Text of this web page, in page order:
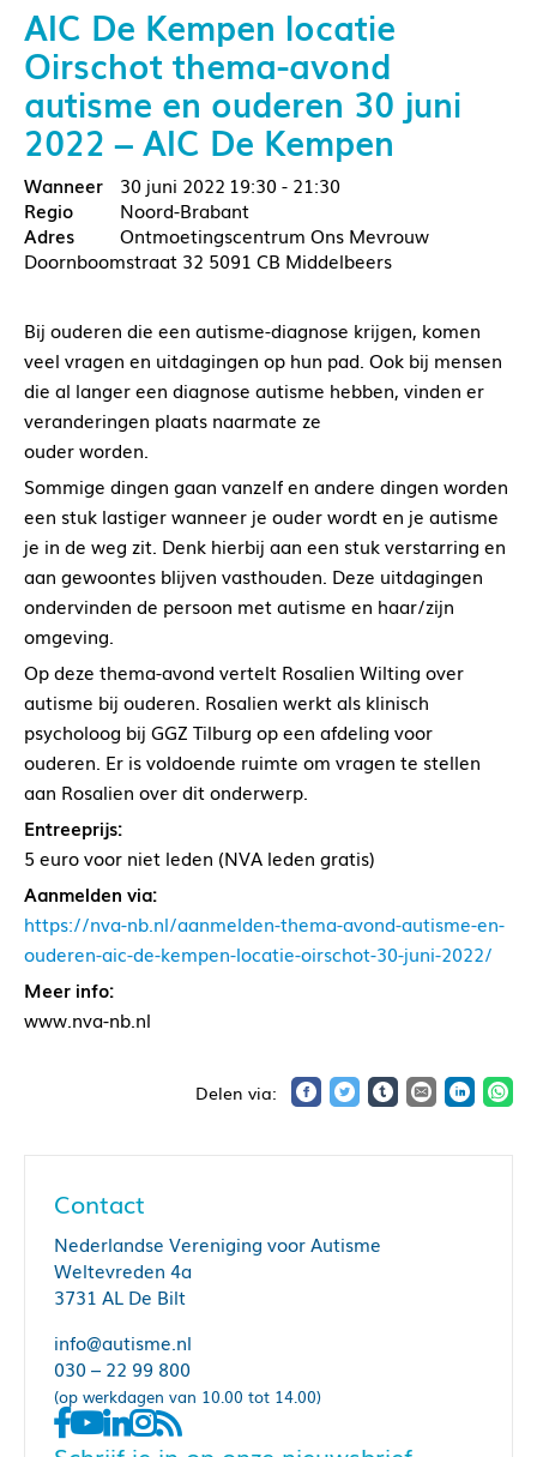
AIC De Kempen locatie
Oirschot thema-avond
autisme en ouderen 30 juni
2022 – AIC De Kempen
30 juni 2022 19:30 - 21:30
Noord-Brabant
Ontmoetingscentrum Ons Mevrouw
Doornboomstraat 32 5091 CB Middelbeers
Bij ouderen die een autisme-diagnose krijgen, komen
veel vragen en uitdagingen op hun pad. Ook bij mensen
die al langer een diagnose autisme hebben, vinden er
veranderingen plaats naarmate ze
ouder worden.
Sommige dingen gaan vanzelf en andere dingen worden
een stuk lastiger wanneer je ouder wordt en je autisme
je in de weg zit. Denk hierbij aan een stuk verstarring en
aan gewoontes blijven vasthouden. Deze uitdagingen
ondervinden de persoon met autisme en haar/zijn
omgeving.
Op deze thema-avond vertelt Rosalien Wilting over
autisme bij ouderen. Rosalien werkt als klinisch
psycholoog bij GGZ Tilburg op een afdeling voor
ouderen. Er is voldoende ruimte om vragen te stellen
aan Rosalien over dit onderwerp.
Entreeprijs:
5 euro voor niet leden (NVA leden gratis)
Aanmelden via:
https://nva-nb.nl/aanmelden-thema-avond-autisme-en-
ouderen-aic-de-kempen-locatie-oirschot-30-juni-2022/
Meer info:
www.nva-nb.nl
Contact
Nederlandse Vereniging voor Autisme
Weltevreden 4a
3731 AL De Bilt
info@autisme.nl
030 – 22 99 800
(op werkdagen van 10.00 tot 14.00)